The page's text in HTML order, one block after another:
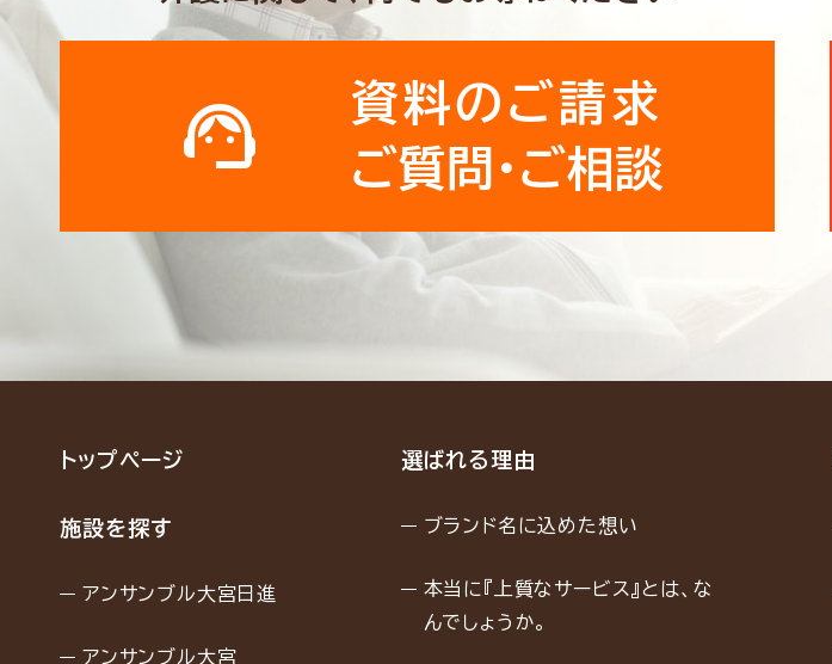
資料のご請求
ご質問・ご相談
トップページ
施設を探す
アンサンブル大宮日進
アンサンブル大宮
選ばれる理由
ブランド名に込めた想い
本当に『上質なサービス』とは、な
んでしょうか。